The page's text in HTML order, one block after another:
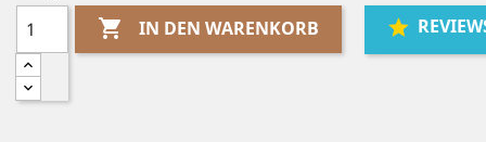
 IN DEN WARENKORB